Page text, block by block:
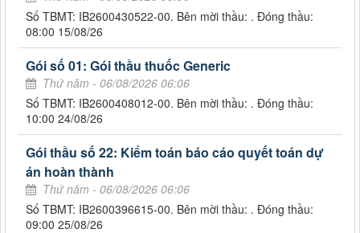
Số TBMT: IB2600430522-00. Bên mời thầu: . Đóng thầu:
08:00 15/08/26
Gói số 01: Gói thầu thuốc Generic
Thứ năm - 06/08/2026 06:06
Số TBMT: IB2600408012-00. Bên mời thầu: . Đóng thầu:
10:00 24/08/26
Gói thầu số 22: Kiểm toán báo cáo quyết toán dự
án hoàn thành
Thứ năm - 06/08/2026 06:06
Số TBMT: IB2600396615-00. Bên mời thầu: . Đóng thầu:
09:00 25/08/26